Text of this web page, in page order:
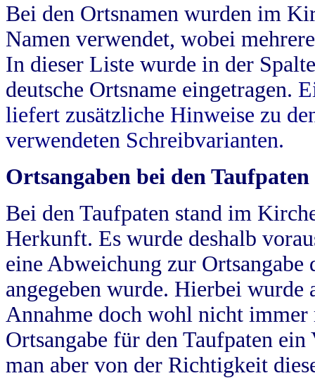
Bei den Ortsnamen wurden im
Namen verwendet, wobei
In dieser Liste wurde in der
deutsche Ortsname eingetragen.
liefert zusätzliche Hinweise zu
verwendeten Schreibvarianten.
Ortsangaben bei den Taufpaten
Bei den Taufpaten stand im
Herkunft. Es wurde deshalb
eine Abweichung zur
angegeben wurde. Hierbei wurde
Annahme doch wohl nicht
Ortsangabe für den Taufpaten
man aber von der Richtigkeit